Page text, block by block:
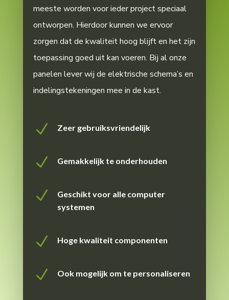
meeste worden voor ieder project speciaal
ontworpen. Hierdoor kunnen we ervoor
zorgen dat de kwaliteit hoog blijft en het zijn
toepassing goed uit kan voeren. Bij al onze
panelen lever wij de elektrische schema’s en
indelingstekeningen mee in de kast.
N Zeer gebruiksvriendelijk
N Gemakkelijk te onderhouden
N
Geschikt voor alle computer
systemen
N Hoge kwaliteit componenten
N Ook mogelijk om te personaliseren